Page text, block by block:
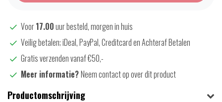
Voor17.00uur besteld, morgen in huis
Veilig betalen; iDeal, PayPal, Creditcard en Achteraf Betalen
Gratis verzenden vanaf €50,-
Meer informatie?Neem contact op over dit product
Productomschrijving